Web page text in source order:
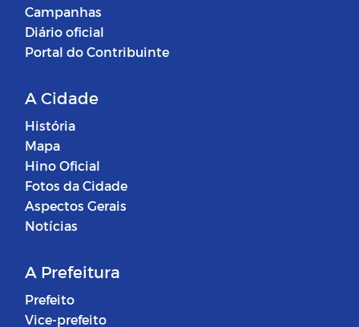
Campanhas
Diário oficial
Portal do Contribuinte
A Cidade
História
Mapa
Hino Oficial
Fotos da Cidade
Aspectos Gerais
Notícias
A Prefeitura
Prefeito
Vice-prefeito